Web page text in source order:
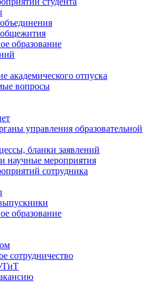
образование
академического отпуска
вопросы
управления образовательной
бланки заявлений
научные мероприятия
сотрудника
образование
сотрудничество